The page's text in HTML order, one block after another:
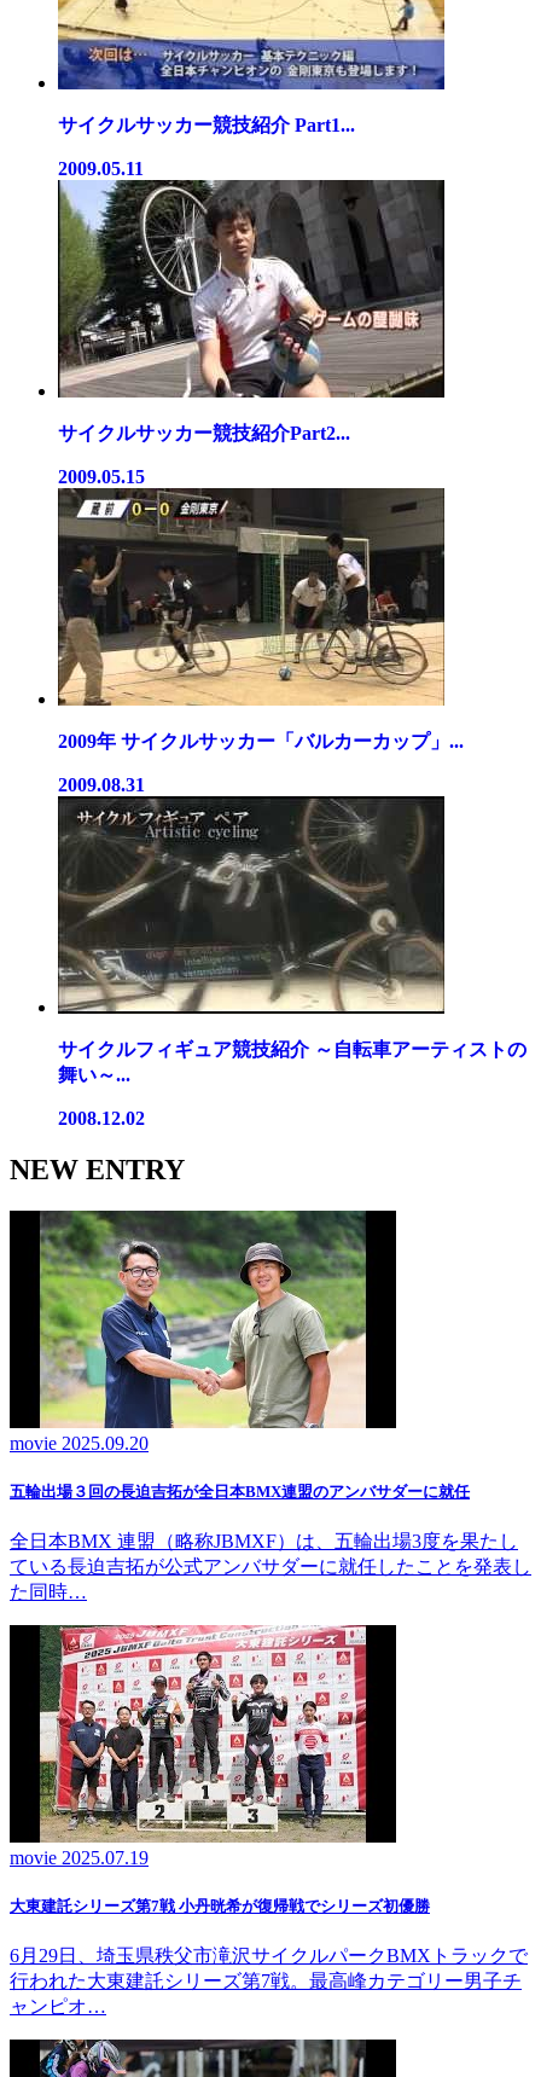
サイクルサッカー競技紹介 Part1...
2009.05.11
サイクルサッカー競技紹介Part2...
2009.05.15
2009年 サイクルサッカー「バルカーカップ」...
2009.08.31
サイクルフィギュア競技紹介 ～自転車アーティストの
舞い～...
2008.12.02
NEW ENTRY
movie 2025.09.20
五輪出場３回の長迫吉拓が全日本BMX連盟のアンバサダーに就任
全日本BMX 連盟（略称JBMXF）は、五輪出場3度を果たし
ている長迫吉拓が公式アンバサダーに就任したことを発表し
た同時…
movie 2025.07.19
大東建託シリーズ第7戦 ⼩丹晄希が復帰戦でシリーズ初優勝
6月29日、埼玉県秩父市滝沢サイクルパークBMXトラックで
行われた大東建託シリーズ第7戦。最高峰カテゴリー男子チ
ャンピオ…